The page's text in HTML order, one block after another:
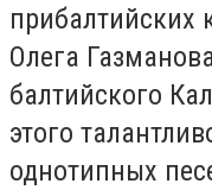
прибалтийских
Олега
балтийского
этого
однотипных